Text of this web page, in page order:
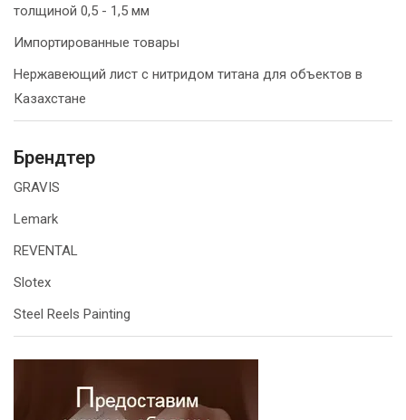
толщиной 0,5 - 1,5 мм
Импортированные товары
Нержавеющий лист с нитридом титана для объектов в
Казахстане
Брендтер
GRAVIS
Lemark
REVENTAL
Slotex
Steel Reels Painting